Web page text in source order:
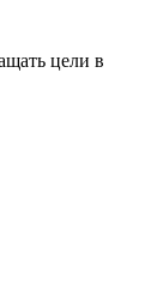
цели в